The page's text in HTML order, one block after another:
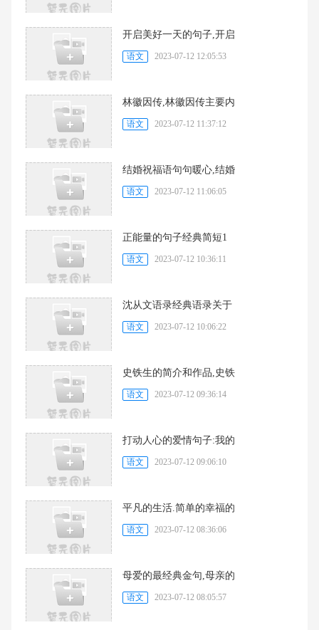
开启美好一天的句子,开启
语文 2023-07-12 12:05:53
林徽因传,林徽因传主要内
语文 2023-07-12 11:37:12
结婚祝福语句句暖心,结婚
语文 2023-07-12 11:06:05
正能量的句子经典简短1
语文 2023-07-12 10:36:11
沈从文语录经典语录关于
语文 2023-07-12 10:06:22
史铁生的简介和作品,史铁
语文 2023-07-12 09:36:14
打动人心的爱情句子:我的
语文 2023-07-12 09:06:10
平凡的生活.简单的幸福的
语文 2023-07-12 08:36:06
母爱的最经典金句,母亲的
语文 2023-07-12 08:05:57